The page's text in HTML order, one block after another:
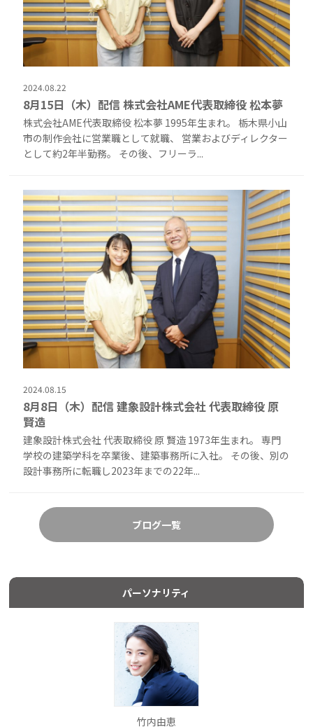
2024.08.22
8月15日（木）配信 株式会社AME代表取締役 松本夢
株式会社AME代表取締役 松本夢 1995年生まれ。 栃木県小山
市の制作会社に営業職として就職、 営業およびディレクター
として約2年半勤務。 その後、フリーラ...
2024.08.15
8月8日（木）配信 建象設計株式会社 代表取締役 原
賢造
建象設計株式会社 代表取締役 原 賢造 1973年生まれ。 専門
学校の建築学科を卒業後、建築事務所に入社。 その後、別の
設計事務所に転職し2023年までの22年...
ブログ一覧
パーソナリティ
竹内由恵